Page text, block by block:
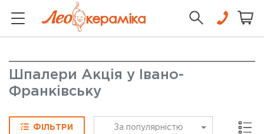
Шпалери Акція у Івано-
Франківську
ФІЛЬТРИ За популярністю Сітка